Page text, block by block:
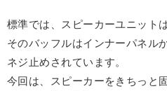
標準では、スピーカーユニット
そのバッフルはインナーパネル
ネジ止めされています。
今回は、スピーカーをきちっと